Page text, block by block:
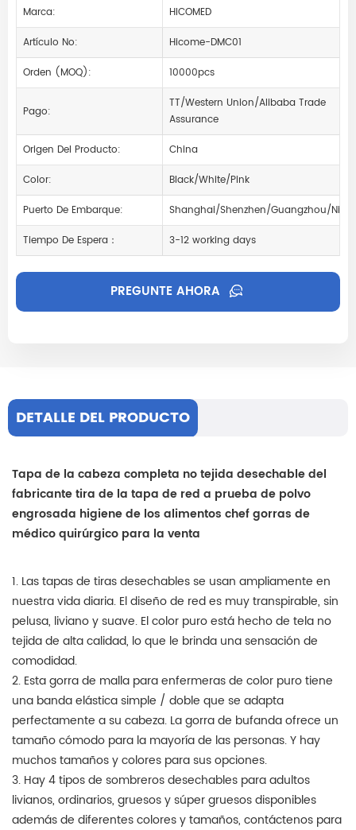
Marca:
HICOMED
Artículo No:
Hicome-DMC01
Orden (MOQ):
10000pcs
Pago:
TT/Western Union/Alibaba Trade
Assurance
Origen Del Producto:
China
Color:
Black/White/Pink
Puerto De Embarque:
Shanghai/Shenzhen/Guangzhou/
Tiempo De Espera：
3-12 working days
PREGUNTE AHORA
DETALLE DEL PRODUCTO
Tapa de la cabeza completa no tejida desechable del
fabricante tira de la tapa de red a prueba de polvo
engrosada higiene de los alimentos chef gorras de
médico quirúrgico para la venta
1. Las tapas de tiras desechables se usan ampliamente en
nuestra vida diaria. El diseño de red es muy transpirable, sin
pelusa, liviano y suave. El color puro está hecho de tela no
tejida de alta calidad, lo que le brinda una sensación de
comodidad.
2. Esta gorra de malla para enfermeras de color puro tiene
una banda elástica simple / doble que se adapta
perfectamente a su cabeza. La gorra de bufanda ofrece un
tamaño cómodo para la mayoría de las personas. Y hay
muchos tamaños y colores para sus opciones.
3. Hay 4 tipos de sombreros desechables para adultos
livianos, ordinarios, gruesos y súper gruesos disponibles
además de diferentes colores y tamaños, contáctenos para